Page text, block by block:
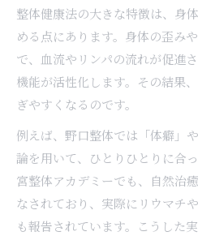
整体健康法の大きな特徴は、身
める点にあります。身体の歪み
で、血流やリンパの流れが促進
機能が活性化します。その結果
ぎやすくなるのです。
例えば、野口整体では「体癖」
論を用いて、ひとりひとりに合
宮整体アカデミーでも、自然治
なされており、実際にリウマチ
も報告されています。こうした